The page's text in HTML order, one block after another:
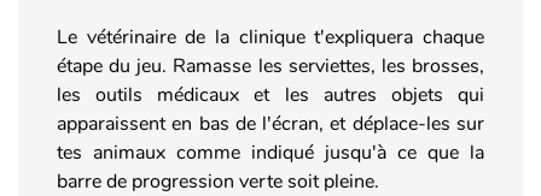
Le vétérinaire de la clinique t'expliquera chaque
étape du jeu. Ramasse les serviettes, les brosses,
les outils médicaux et les autres objets qui
apparaissent en bas de l'écran, et déplace-les sur
tes animaux comme indiqué jusqu'à ce que la
barre de progression verte soit pleine.